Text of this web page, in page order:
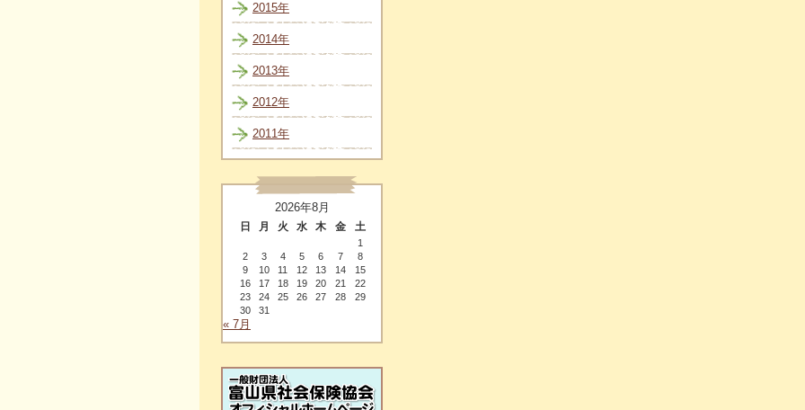
2015年
2014年
2013年
2012年
2011年
2026年8月
日 月 火 水 木 金 土
1
2
3 4 5 6 7
8
9
10 11 12 13 14
15
16
17 18 19 20 21
22
23
24 25 26 27 28
29
30
31
« 7月